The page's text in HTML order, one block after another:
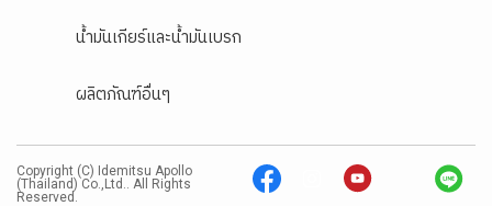
น้ำมันเกียร์และน้ำมันเบรก
ผลิตภัณฑ์อื่นๆ
Copyright (C) Idemitsu Apollo
(Thailand) Co.,Ltd.. All Rights
Reserved.